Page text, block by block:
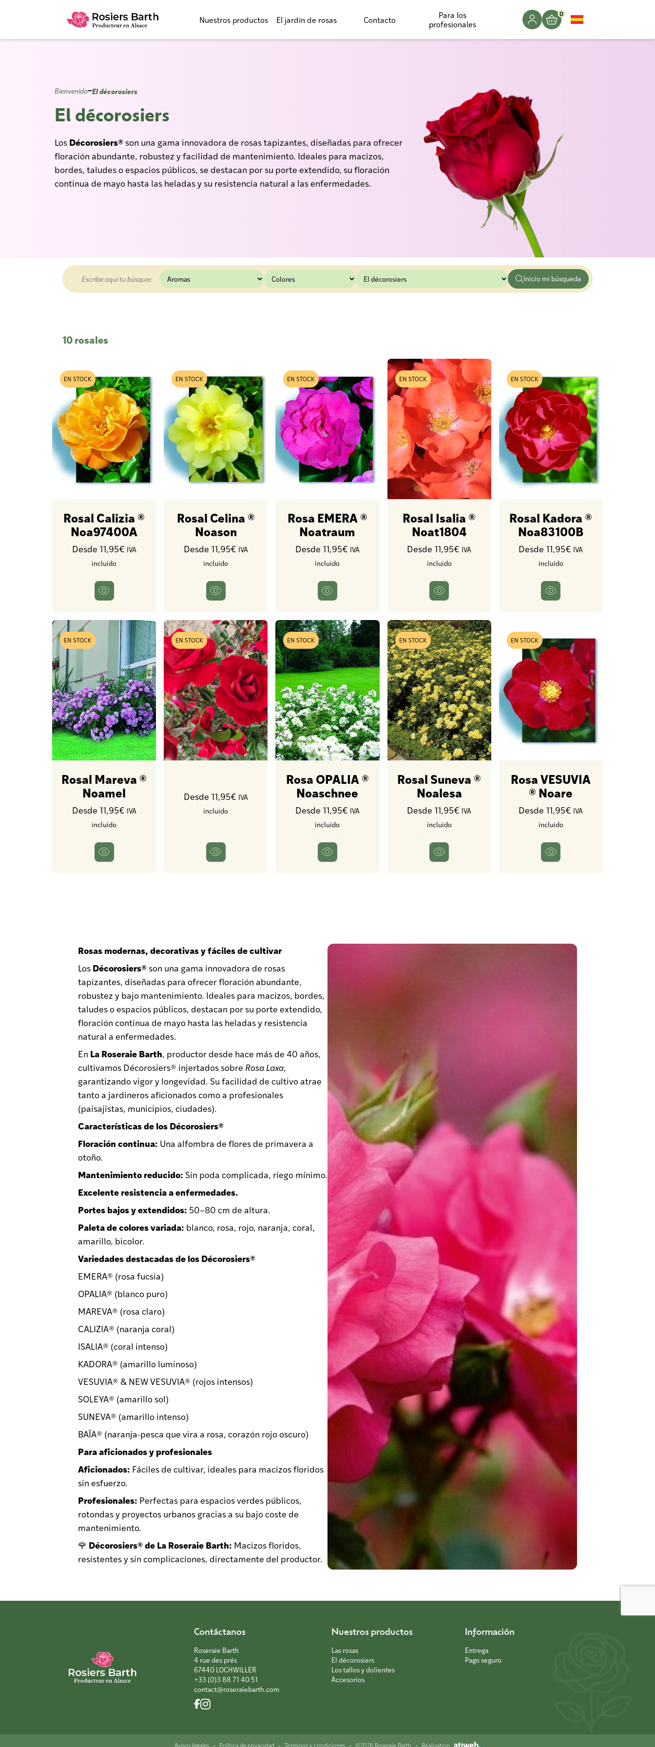
Nuestros productos El jardín de rosas Contacto
Para los
profesionales
0
Bienvenido El décorosiers
El décorosiers
Los Décorosiers®son una gama innovadora de rosas tapizantes, diseñadas para ofrecer
floración abundante, robustez y facilidad de mantenimiento. Ideales para macizos,
bordes, taludes o espacios públicos, se destacan por su porte extendido, su floración
continua de mayo hasta las heladas y su resistencia natural a las enfermedades.
10 rosales
EN STOCK
Rosal Calizia ®
Noa97400A
Desde 11,95€ IVA
incluido
EN STOCK
Rosal Celina ®
Noason
Desde 11,95€ IVA
incluido
EN STOCK
Rosa EMERA ®
Noatraum
Desde 11,95€ IVA
incluido
EN STOCK
Rosal Isalia ®
Noat1804
Desde 11,95€ IVA
incluido
EN STOCK
Rosal Kadora ®
Noa83100B
Desde 11,95€ IVA
incluido
EN STOCK
Rosal Mareva ®
Noamel
Desde 11,95€ IVA
incluido
EN STOCK
Desde 11,95€ IVA
incluido
EN STOCK
Rosa OPALIA ®
Noaschnee
Desde 11,95€ IVA
incluido
EN STOCK
Rosal Suneva ®
Noalesa
Desde 11,95€ IVA
incluido
EN STOCK
Rosa VESUVIA
® Noare
Desde 11,95€ IVA
incluido
Rosas modernas, decorativas y fáciles de cultivar
Los Décorosiers®son una gama innovadora de rosas
tapizantes, diseñadas para ofrecer floración abundante,
robustez y bajo mantenimiento. Ideales para macizos, bordes,
taludes o espacios públicos, destacan por su porte extendido,
floración continua de mayo hasta las heladas y resistencia
natural a enfermedades.
En La Roseraie Barth, productor desde hace más de 40 años,
cultivamos Décorosiers® injertados sobre Rosa Laxa,
garantizando vigor y longevidad. Su facilidad de cultivo atrae
tanto a jardineros aficionados como a profesionales
(paisajistas, municipios, ciudades).
Características de los Décorosiers®
Floración continua: Una alfombra de flores de primavera a
otoño.
Mantenimiento reducido: Sin poda complicada, riego mínimo.
Excelente resistencia a enfermedades.
Portes bajos y extendidos: 50–80 cm de altura.
Paleta de colores variada: blanco, rosa, rojo, naranja, coral,
amarillo, bicolor.
Variedades destacadas de los Décorosiers®
EMERA® (rosa fucsia)
OPALIA® (blanco puro)
MAREVA® (rosa claro)
CALIZIA® (naranja coral)
ISALIA® (coral intenso)
KADORA® (amarillo luminoso)
VESUVIA® & NEW VESUVIA® (rojos intensos)
SOLEYA® (amarillo sol)
SUNEVA® (amarillo intenso)
BAÏA® (naranja-pesca que vira a rosa, corazón rojo oscuro)
Para aficionados y profesionales
Aficionados: Fáciles de cultivar, ideales para macizos floridos
sin esfuerzo.
Profesionales: Perfectas para espacios verdes públicos,
rotondas y proyectos urbanos gracias a su bajo coste de
mantenimiento.
🌹 Décorosiers® de La Roseraie Barth: Macizos floridos,
resistentes y sin complicaciones, directamente del productor.
Contáctanos
Roseraie Barth
4 rue des prés
67440 LOCHWILLER
+33 (0)3 88 71 40 51
contact@roseraiebarth.com
Nuestros productos
Las rosas
El décorosiers
Los tallos y dolientes
Accesorios
Información
Entrega
Pago seguro
Avisos legales - Política de privacidad - Términos y condiciones - ©2026 Roseraie Barth - Réalisation